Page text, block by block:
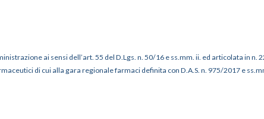
ai sensi dell’art. 55 del D.Lgs. n. 50/16 e ss.mm. ii. ed articolata in
di cui alla gara regionale farmaci definita con D.A.S. n. 975/2017 e